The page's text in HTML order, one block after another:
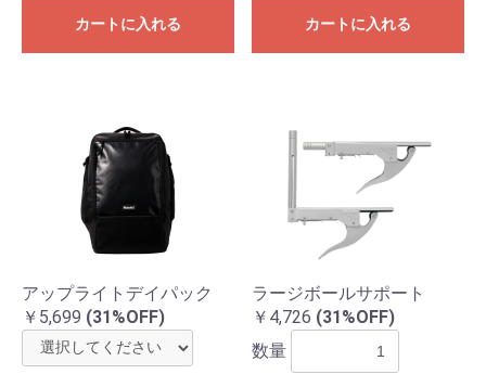
カートに入れる カートに入れる
アップライトデイパック
￥5,699 (31%OFF)
ラージボールサポート
￥4,726 (31%OFF)
数量